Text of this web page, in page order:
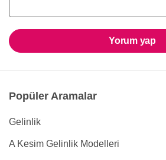
Yorum yap
Popüler Aramalar
Gelinlik
A Kesim Gelinlik Modelleri